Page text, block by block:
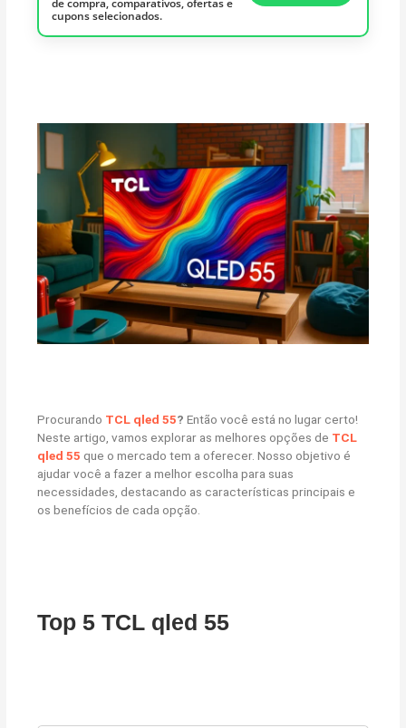
de compra, comparativos, ofertas e
cupons selecionados.
Procurando TCL qled 55? Então você está no lugar certo!
Neste artigo, vamos explorar as melhores opções de TCL
qled 55 que o mercado tem a oferecer. Nosso objetivo é
ajudar você a fazer a melhor escolha para suas
necessidades, destacando as características principais e
os benefícios de cada opção.
Top 5 TCL qled 55